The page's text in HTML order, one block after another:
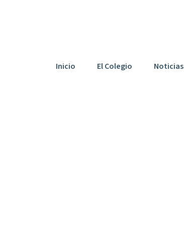
Inicio El Colegio Noticias